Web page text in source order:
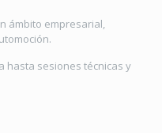
ámbito empresarial,
hasta sesiones técnicas y